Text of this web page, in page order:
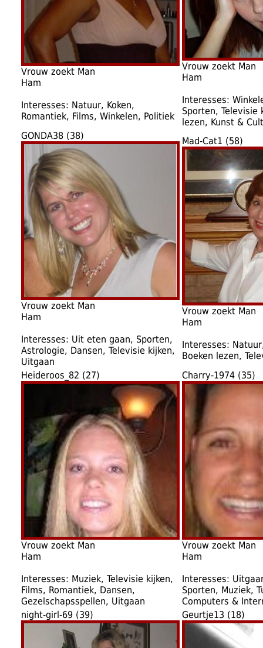
Vrouw zoekt Man
Ham
Interesses: Natuur, Koken,
Romantiek, Films, Winkelen, Politiek
Vrouw zoekt Man
Ham
Interesses:
Sporten, Televisie
lezen, Kunst &
GONDA38 (38)
Vrouw zoekt Man
Ham
Interesses: Uit eten gaan, Sporten,
Astrologie, Dansen, Televisie kijken,
Uitgaan
Mad-Cat1 (58)
Vrouw zoekt Man
Ham
Interesses:
Boeken lezen,
Heideroos_82 (27)
Vrouw zoekt Man
Ham
Interesses: Muziek, Televisie kijken,
Films, Romantiek, Dansen,
Gezelschapsspellen, Uitgaan
Charry-1974 (35)
Vrouw zoekt Man
Ham
Interesses:
Sporten, Muziek,
Computers &
night-girl-69 (39)
Geurtje13 (18)